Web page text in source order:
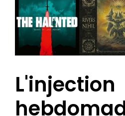
L'injection